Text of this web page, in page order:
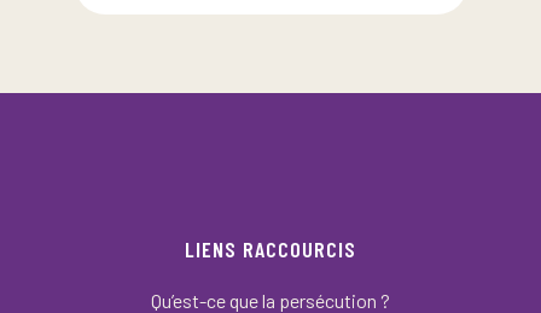
LIENS RACCOURCIS
Qu’est-ce que la persécution ?